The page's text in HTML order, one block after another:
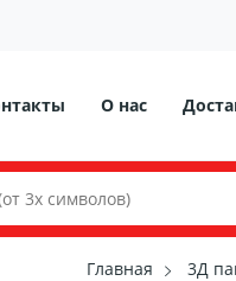
О нас
Главная
3Д